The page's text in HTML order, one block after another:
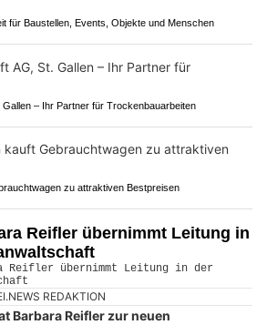
für Baustellen, Events, Objekte und Menschen
– Ihr Partner für Trockenbauarbeiten
zu attraktiven Bestpreisen
Reifler übernimmt Leitung in
REDAKTION
Barbara Reifler zur neuen